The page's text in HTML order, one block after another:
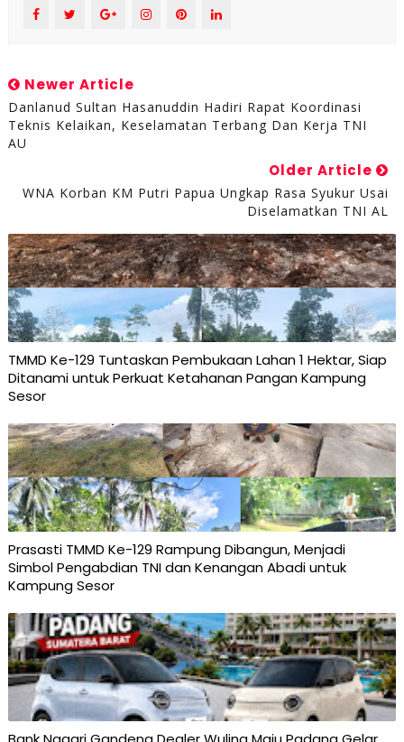
Newer Article
Danlanud Sultan Hasanuddin Hadiri Rapat Koordinasi
Teknis Kelaikan, Keselamatan Terbang Dan Kerja TNI
AU
Older Article
WNA Korban KM Putri Papua Ungkap Rasa Syukur Usai
Diselamatkan TNI AL
TMMD Ke-129 Tuntaskan Pembukaan Lahan 1 Hektar, Siap
Ditanami untuk Perkuat Ketahanan Pangan Kampung
Sesor
Prasasti TMMD Ke-129 Rampung Dibangun, Menjadi
Simbol Pengabdian TNI dan Kenangan Abadi untuk
Kampung Sesor